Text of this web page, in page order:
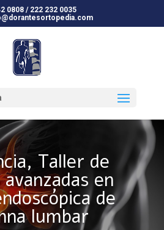
0808 / 222 232 0035
Taller de
en
de
lumbar